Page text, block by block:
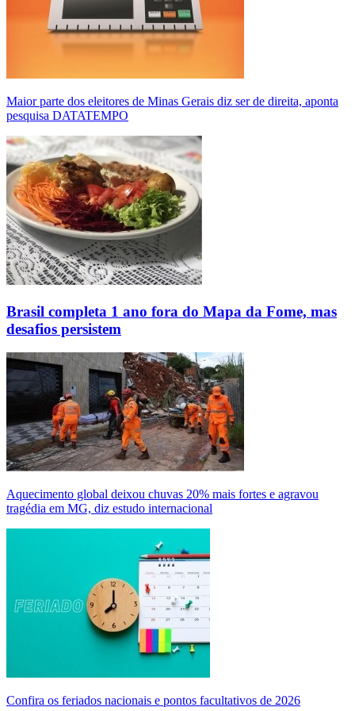
Maior parte dos eleitores de Minas Gerais diz ser de direita, aponta
pesquisa DATATEMPO
Brasil completa 1 ano fora do Mapa da Fome, mas
desafios persistem
Aquecimento global deixou chuvas 20% mais fortes e agravou
tragédia em MG, diz estudo internacional
Confira os feriados nacionais e pontos facultativos de 2026